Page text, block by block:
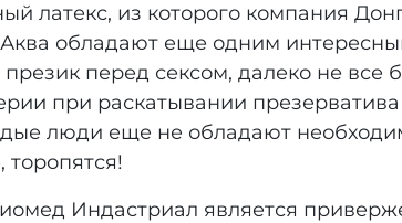
латекс, из которого компания
обладают еще одним
презик перед сексом, далеко не
при раскатывании
люди еще не обладают
Индастриал является